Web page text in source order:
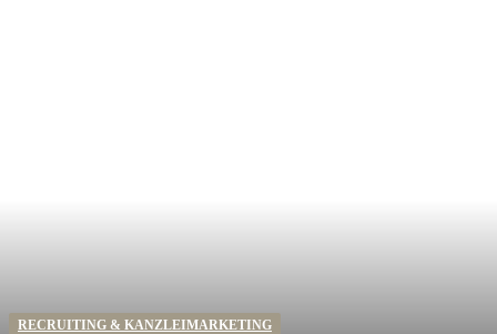
RECRUITING & KANZLEIMARKETING